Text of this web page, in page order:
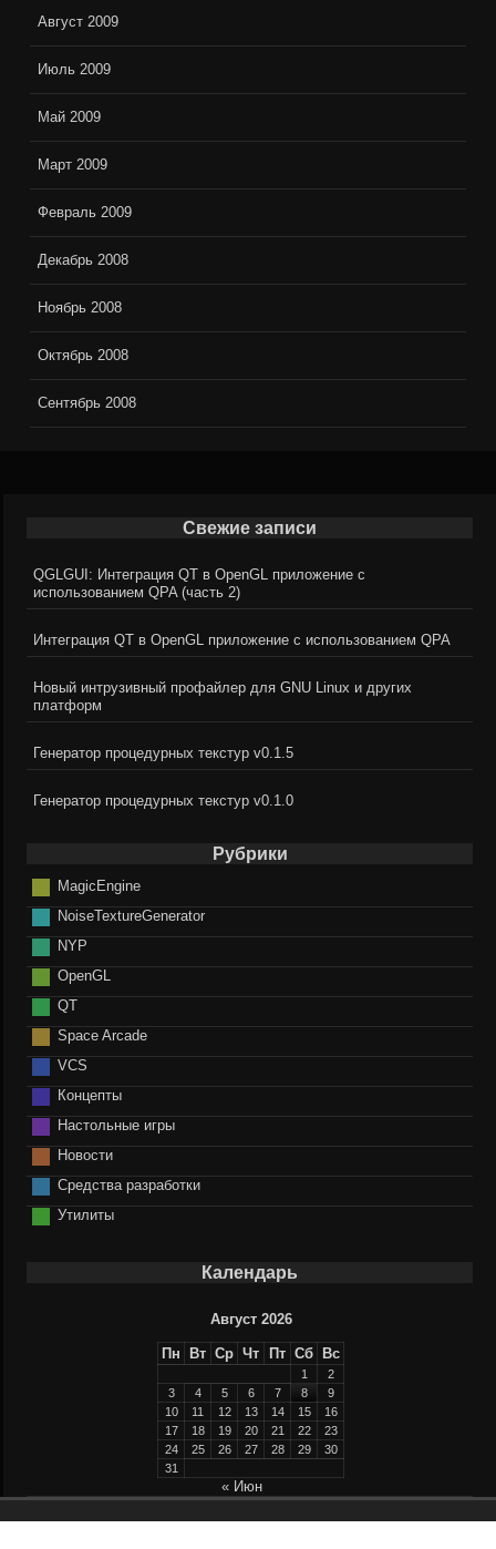
Август 2009
Июль 2009
Май 2009
Март 2009
Февраль 2009
Декабрь 2008
Ноябрь 2008
Октябрь 2008
Сентябрь 2008
Свежие записи
QGLGUI: Интеграция QT в OpenGL приложение с
использованием QPA (часть 2)
Интеграция QT в OpenGL приложение с использованием QPA
Новый интрузивный профайлер для GNU Linux и других
платформ
Генератор процедурных текстур v0.1.5
Генератор процедурных текстур v0.1.0
Рубрики
MagicEngine
NoiseTextureGenerator
NYP
OpenGL
QT
Space Arcade
VCS
Концепты
Настольные игры
Новости
Средства разработки
Утилиты
Календарь
Август 2026
Пн Вт Ср Чт Пт Сб Вс
1
2
3
4 5 6 7 8
9
10
11 12 13 14 15
16
17
18 19 20 21 22
23
24
25 26 27 28 29
30
31
« Июн